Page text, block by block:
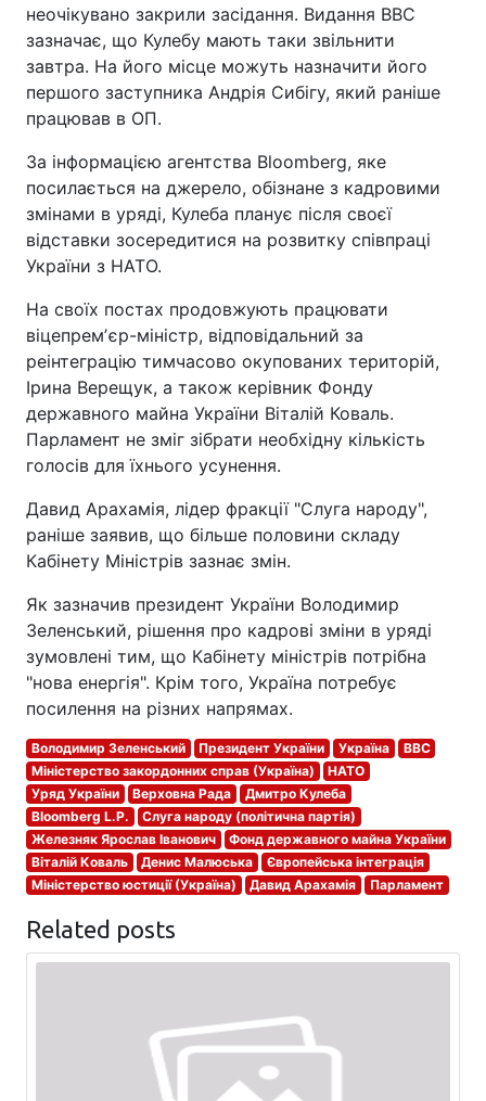
неочікувано закрили засідання. Видання ВВС
зазначає, що Кулебу мають таки звільнити
завтра. На його місце можуть назначити його
першого заступника Андрія Сибігу, який раніше
працював в ОП.
За інформацією агентства Bloomberg, яке
посилається на джерело, обізнане з кадровими
змінами в уряді, Кулеба планує після своєї
відставки зосередитися на розвитку співпраці
України з НАТО.
На своїх постах продовжують працювати
віцепремʼєр-міністр, відповідальний за
реінтеграцію тимчасово окупованих територій,
Ірина Верещук, а також керівник Фонду
державного майна України Віталій Коваль.
Парламент не зміг зібрати необхідну кількість
голосів для їхнього усунення.
Давид Арахамія, лідер фракції "Слуга народу",
раніше заявив, що більше половини складу
Кабінету Міністрів зазнає змін.
Як зазначив президент України Володимир
Зеленський, рішення про кадрові зміни в уряді
зумовлені тим, що Кабінету міністрів потрібна
"нова енергія". Крім того, Україна потребує
посилення на різних напрямах.
Володимир Зеленський Президент України Україна
BBC
Міністерство закордонних справ (Україна)
НАТО
Уряд України
Верховна Рада
Дмитро Кулеба
Bloomberg L.P.
Слуга народу (політична партія)
Железняк Ярослав Іванович
Фонд державного майна України
Віталій Коваль
Денис Малюська
Європейська інтеграція
Міністерство юстиції (Україна)
Давид Арахамія Парламент
Related posts